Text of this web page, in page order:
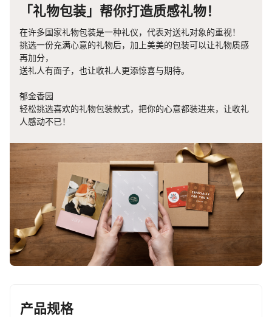
「礼物包装」帮你打造质感礼物！
在许多国家礼物包装是一种礼仪，代表对送礼对象的重视！
挑选一份充满心意的礼物后，加上美美的包装可以让礼物质感
再加分，
送礼人有面子，也让收礼人更添惊喜与期待。
郁金香园
轻松挑选喜欢的礼物包装款式，把你的心意都装进来，让收礼
人感动不已！
产品规格